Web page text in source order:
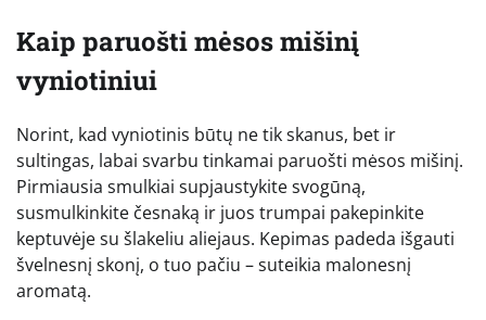
Kaip paruošti mėsos mišinį
vyniotiniui
Norint, kad vyniotinis būtų ne tik skanus, bet ir
sultingas, labai svarbu tinkamai paruošti mėsos mišinį.
Pirmiausia smulkiai supjaustykite svogūną,
susmulkinkite česnaką ir juos trumpai pakepinkite
keptuvėje su šlakeliu aliejaus. Kepimas padeda išgauti
švelnesnį skonį, o tuo pačiu – suteikia malonesnį
aromatą.